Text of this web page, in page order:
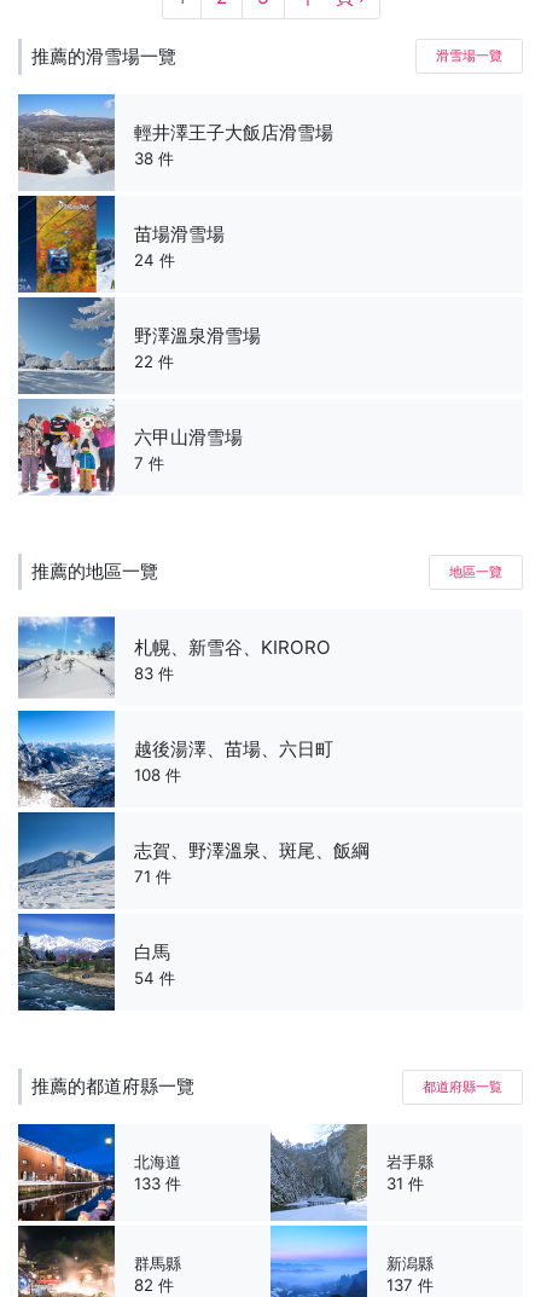
推薦的滑雪場一覽 滑雪場一覽
輕井澤王子大飯店滑雪場
38 件
苗場滑雪場
24 件
野澤溫泉滑雪場
22 件
六甲山滑雪場
7 件
推薦的地區一覽 地區一覽
札幌、新雪谷、KIRORO
83 件
越後湯澤、苗場、六日町
108 件
志賀、野澤溫泉、斑尾、飯綱
71 件
白馬
54 件
推薦的都道府縣一覽 都道府縣一覧
北海道
133 件
岩手縣
31 件
群馬縣
82 件
新潟縣
137 件